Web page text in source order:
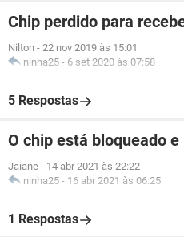
Chip perdido para
Nilton - 22 nov 2019 às 15:01
ninha25 - 6 set 2020 às 07:58
5 Respostas
O chip está bloqueado
Jaiane - 14 abr 2021 às 22:22
ninha25 - 16 abr 2021 às 06:25
1 Respostas